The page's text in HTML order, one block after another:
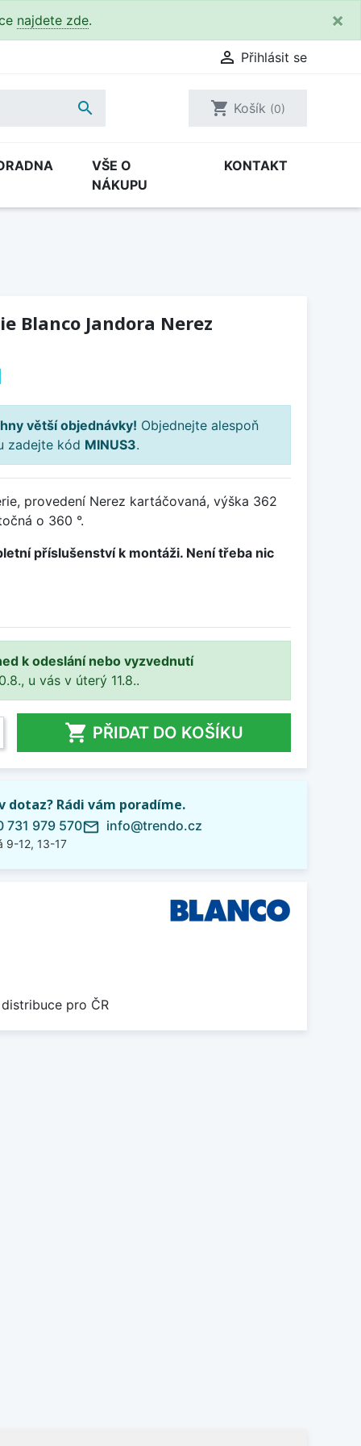
najdete zde. ×
 Přihlásit se
 shopping_cart Košík (0)
VŠE O
NÁKUPU
KONTAKT
Blanco Jandora Nerez
větší objednávky! Objednejte alespoň
zadejte kód MINUS3.
provedení Nerez kartáčovaná, výška 362
o 360 °.
příslušenství k montáži. Není třeba nic
k odeslání nebo vyzvednutí
u vás v úterý 11.8..
 PŘIDAT DO KOŠÍKU
dotaz? Rádi vám poradíme.
731 979 570
9-12, 13-17
mail_outline info@trendo.cz
pro ČR